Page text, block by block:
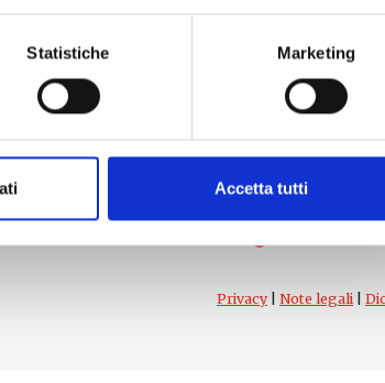
Statistiche Marketing
Accetta tutti
Experiences
Territory
Events
Attractions
Who we are
Press & media
Follow us
Privacy| Note legali